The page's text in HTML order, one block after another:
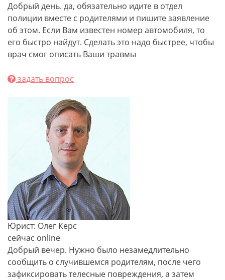
Добрый день. да, обязательно идите в отдел
полиции вместе с родителями и пишите заявление
об этом. Если Вам известен номер автомобиля, то
его быстро найдут. Сделать это надо быстрее, чтобы
врач смог описать Ваши травмы
задать вопрос
Юрист: Олег Керс
сейчас online
Добрый вечер. Нужно было незамедлительно
сообщить о случившемся родителям, после чего
зафиксировать телесные повреждения, а затем